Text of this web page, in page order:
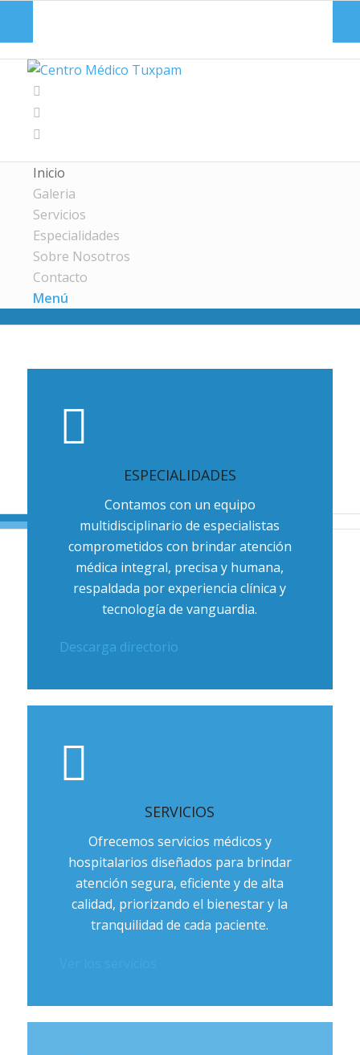
Inicio
Galeria
Servicios
Especialidades
Sobre Nosotros
Contacto
Menú
ESPECIALIDADES
Contamos con un equipo
multidisciplinario de especialistas
comprometidos con brindar atención
médica integral, precisa y humana,
respaldada por experiencia clínica y
tecnología de vanguardia.
Descarga directorio
SERVICIOS
Ofrecemos servicios médicos y
hospitalarios diseñados para brindar
atención segura, eficiente y de alta
calidad, priorizando el bienestar y la
tranquilidad de cada paciente.